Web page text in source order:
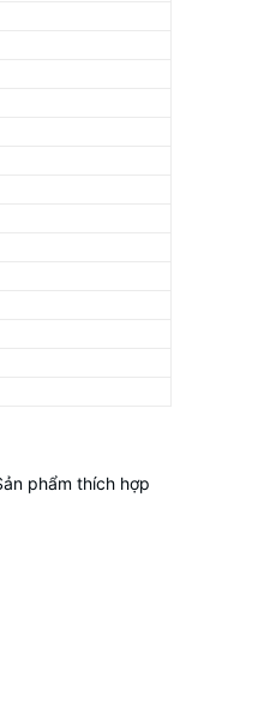
phẩm thích hợp